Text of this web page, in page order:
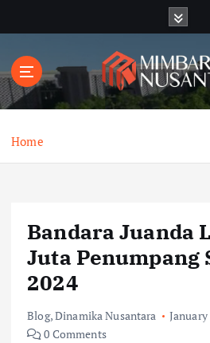
t
o
Home
Bandara Juanda
Juta Penumpang
2024
Blog,Dinamika Nusantara
January
0 Comments